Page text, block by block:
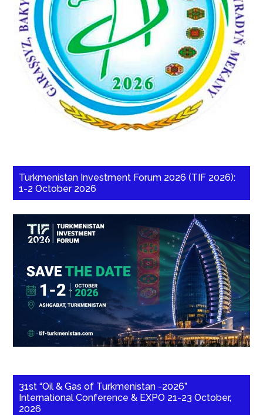
Turkmenistan Investment Forum 2026 (TIF 2026):
1-2 October 2026
31st “Oil & Gas of Turkmenistan -2026”
International Conference & EXPO 21-23 October,
2026